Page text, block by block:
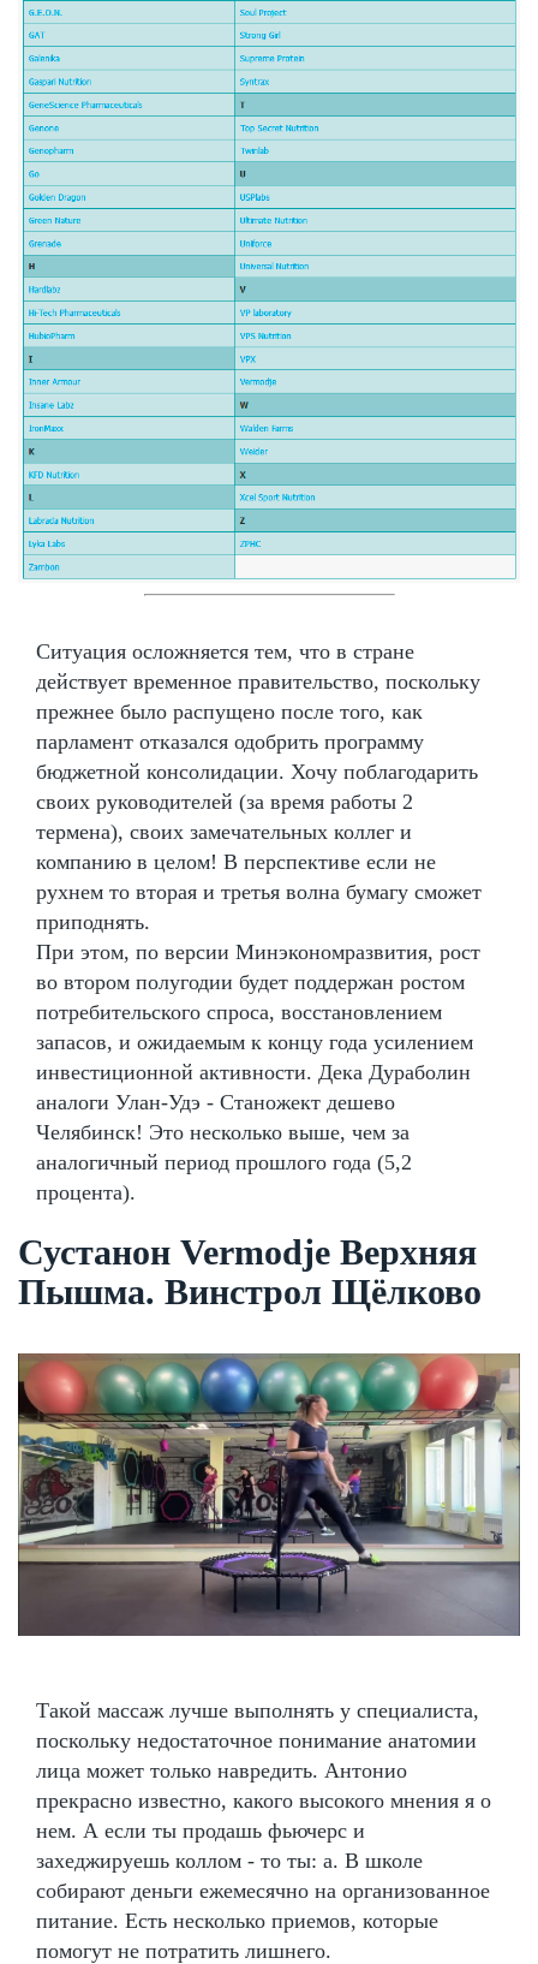
Ситуация осложняется тем, что в стране
действует временное правительство, поскольку
прежнее было распущено после того, как
парламент отказался одобрить программу
бюджетной консолидации. Хочу поблагодарить
своих руководителей (за время работы 2
термена), своих замечательных коллег и
компанию в целом! В перспективе если не
рухнем то вторая и третья волна бумагу сможет
приподнять.
При этом, по версии Минэкономразвития, рост
во втором полугодии будет поддержан ростом
потребительского спроса, восстановлением
запасов, и ожидаемым к концу года усилением
инвестиционной активности. Дека Дураболин
аналоги Улан-Удэ - Станожект дешево
Челябинск! Это несколько выше, чем за
аналогичный период прошлого года (5,2
процента).
Сустанон Vermodje Верхняя
Пышма. Винстрол Щёлково
Такой массаж лучше выполнять у специалиста,
поскольку недостаточное понимание анатомии
лица может только навредить. Антонио
прекрасно известно, какого высокого мнения я о
нем. А если ты продашь фьючерс и
захеджируешь коллом - то ты: а. В школе
собирают деньги ежемесячно на организованное
питание. Есть несколько приемов, которые
помогут не потратить лишнего.